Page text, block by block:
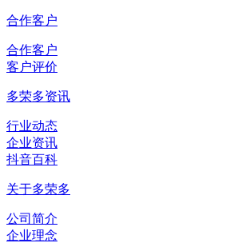
合作客户
合作客户
客户评价
多荣多资讯
行业动态
企业资讯
抖音百科
关于多荣多
公司简介
企业理念